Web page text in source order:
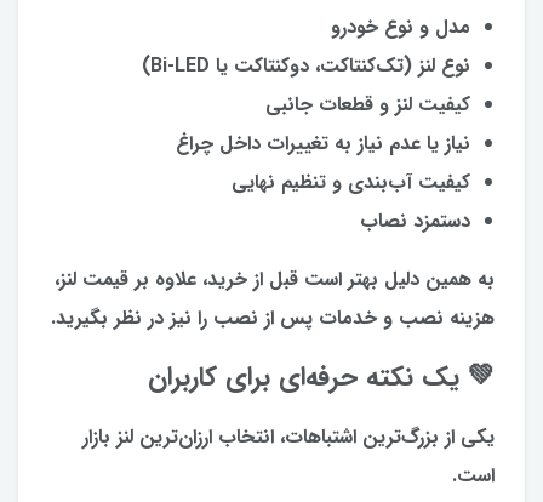
مدل و نوع خودرو
نوع لنز (تک‌کنتاکت، دوکنتاکت یا Bi-LED)
کیفیت لنز و قطعات جانبی
نیاز یا عدم نیاز به تغییرات داخل چراغ
کیفیت آب‌بندی و تنظیم نهایی
دستمزد نصاب
به همین دلیل بهتر است قبل از خرید، علاوه بر قیمت لنز،
هزینه نصب و خدمات پس از نصب را نیز در نظر بگیرید.
💚 یک نکته حرفه‌ای برای کاربران
یکی از بزرگ‌ترین اشتباهات، انتخاب ارزان‌ترین لنز بازار
است.